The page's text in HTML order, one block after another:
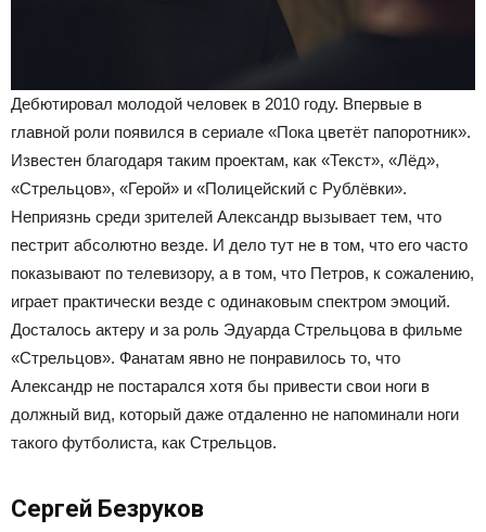
Дебютировал молодой человек в 2010 году. Впервые в
главной роли появился в сериале «Пока цветёт папоротник».
Известен благодаря таким проектам, как «Текст», «Лёд»,
«Стрельцов», «Герой» и «Полицейский с Рублёвки».
Неприязнь среди зрителей Александр вызывает тем, что
пестрит абсолютно везде. И дело тут не в том, что его часто
показывают по телевизору, а в том, что Петров, к сожалению,
играет практически везде с одинаковым спектром эмоций.
Досталось актеру и за роль Эдуарда Стрельцова в фильме
«Стрельцов». Фанатам явно не понравилось то, что
Александр не постарался хотя бы привести свои ноги в
должный вид, который даже отдаленно не напоминали ноги
такого футболиста, как Стрельцов.
Сергей Безруков